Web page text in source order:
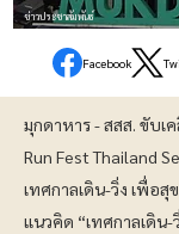
ข่าวประชาสัมพันธ์
Facebook
มุกดาหาร - สสส. ขับเ
Run Fest Thailand
เทศกาลเดิน-วิ่ง เพื่อ
แนวคิด “เทศกาลเดิน